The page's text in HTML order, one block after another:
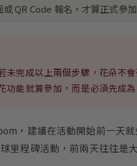
QR Code 報名，才算正式參加
未完成以上兩個步驟，花朵不
功能就算參加，而是必須先成
，建議在活動開始前一天
里程碑活動，前兩天往往是